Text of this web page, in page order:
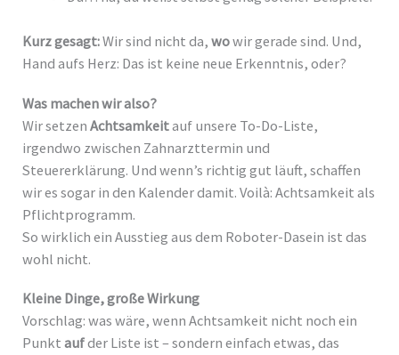
Kurz gesagt:Wir sind nicht da,wowir gerade sind. Und,
Hand aufs Herz: Das ist keine neue Erkenntnis, oder?
Was machen wir also?
Wir setzenAchtsamkeitauf unsere To-Do-Liste,
irgendwo zwischen Zahnarzttermin und
Steuererklärung. Und wenn’s richtig gut läuft, schaffen
wir es sogar in den Kalender damit. Voilà: Achtsamkeit als
Pflichtprogramm.
So wirklich ein Ausstieg aus dem Roboter-Dasein ist das
wohl nicht.
Kleine Dinge, große Wirkung
Vorschlag: was wäre, wenn Achtsamkeit nicht noch ein
Punktaufder Liste ist – sondern einfach etwas, das